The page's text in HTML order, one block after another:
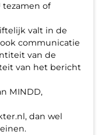
tezamen of
valt in de
communicatie
van de
van het bericht
MINDD,
dan wel